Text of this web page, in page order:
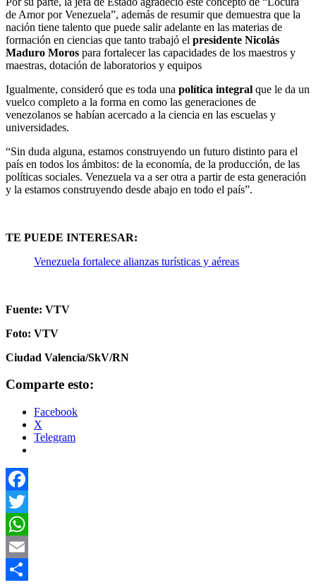
de Amor por Venezuela”, además de resumir que demuestra que la
nación tiene talento que puede salir adelante en las materias de
formación en ciencias que tanto trabajó el presidente Nicolás
Maduro Moros para fortalecer las capacidades de los maestros y
maestras, dotación de laboratorios y equipos
Igualmente, consideró que es toda una política integral que le da un
vuelco completo a la forma en como las generaciones de
venezolanos se habían acercado a la ciencia en las escuelas y
universidades.
“Sin duda alguna, estamos construyendo un futuro distinto para el
país en todos los ámbitos: de la economía, de la producción, de las
políticas sociales. Venezuela va a ser otra a partir de esta generación
y la estamos construyendo desde abajo en todo el país”.
TE PUEDE INTERESAR:
Venezuela fortalece alianzas turísticas y aéreas
Fuente: VTV
Foto: VTV
Ciudad Valencia/SkV/RN
Comparte esto:
Facebook
X
Telegram
Facebook
Twitter
WhatsApp
Email